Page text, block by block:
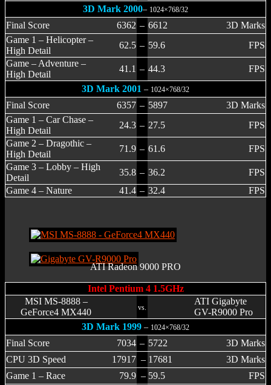
3D Mark 2000– 1024×768/32
Final Score 6362 – 6612
3D Marks
Game 1 – Helicopter –
High Detail
62.5 – 59.6
FPS
Game – Adventure –
High Detail
41.1 – 44.3
FPS
3D Mark 2001 – 1024×768/32
Final Score 6357 – 5897
3D Marks
Game 1 – Car Chase –
High Detail
24.3 – 27.5
FPS
Game 2 – Dragothic –
High Detail
71.9 – 61.6
FPS
Game 3 – Lobby – High
Detail
35.8 – 36.2
FPS
Game 4 – Nature
41.4 – 32.4 FPS
ATI Radeon 9000 PRO
Intel Pentium 4 1.5GHz
MSI MS-8888 –
GeForce4 MX440
vs.
ATI Gigabyte
GV-R9000 Pro
3D Mark 1999 – 1024×768/32
Final Score 7034 – 5722
3D Marks
CPU 3D Speed
17917 – 17681
3D Marks
Game 1 – Race
79.9 – 59.5 FPS